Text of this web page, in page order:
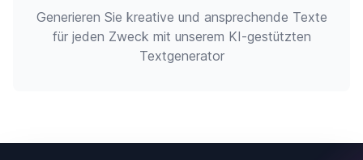
Generieren Sie kreative und ansprechende Texte
für jeden Zweck mit unserem KI-gestützten
Textgenerator